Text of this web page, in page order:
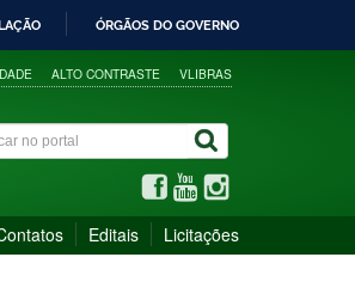
ÓRGÃOS DO GOVERNO
ALTO CONTRASTE VLIBRAS
Editais Licitações